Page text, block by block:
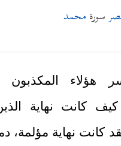
سورة محمد
هؤلاء
كيف كانت نهاية
كانت نهاية مؤلمة،